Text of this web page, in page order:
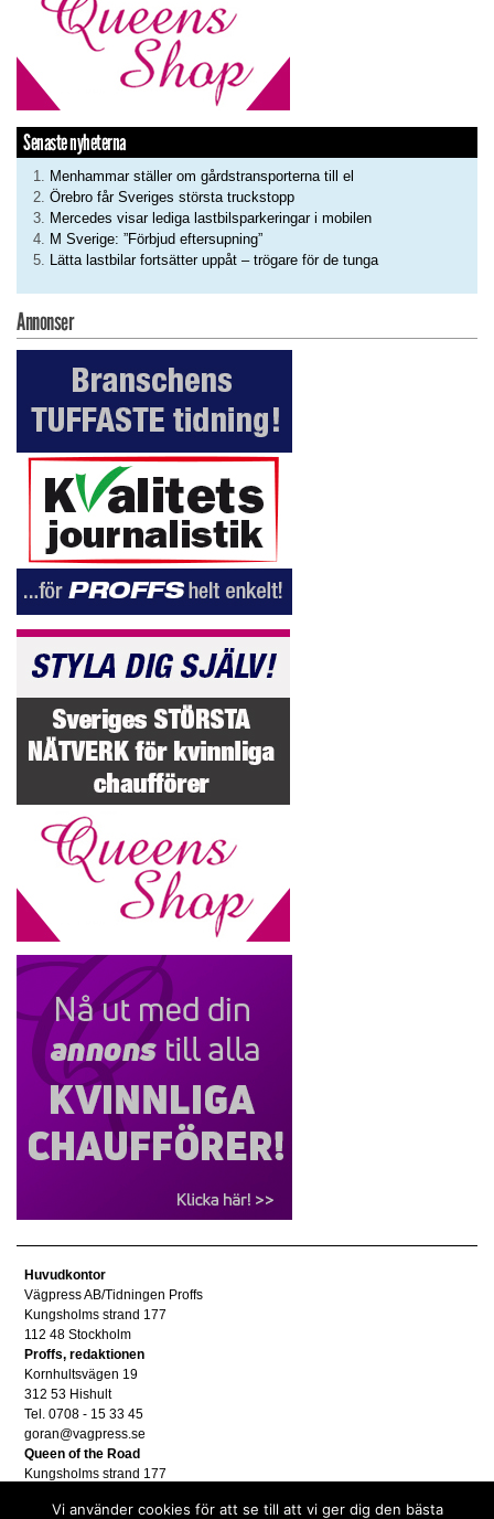
Senaste nyheterna
Menhammar ställer om gårdstransporterna till el
Örebro får Sveriges största truckstopp
Mercedes visar lediga lastbilsparkeringar i mobilen
M Sverige: ”Förbjud eftersupning”
Lätta lastbilar fortsätter uppåt – trögare för de tunga
Annonser
Huvudkontor
Vägpress AB/Tidningen Proffs
Kungsholms strand 177
112 48 Stockholm
Proffs, redaktionen
Kornhultsvägen 19
312 53 Hishult
Tel. 0708 - 15 33 45
goran@vagpress.se
Queen of the Road
Kungsholms strand 177
Annonsera
Vi använder cookies för att se till att vi ger dig den bästa